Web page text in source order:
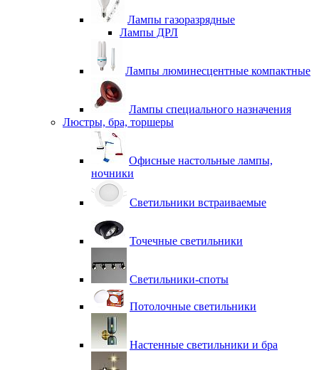
Лампы газоразрядные
Лампы ДРЛ
Лампы люминесцентные компактные
Лампы специального назначения
Люстры, бра, торшеры
Офисные настольные лампы,
ночники
Светильники встраиваемые
Точечные светильники
Светильники-споты
Потолочные светильники
Настенные светильники и бра